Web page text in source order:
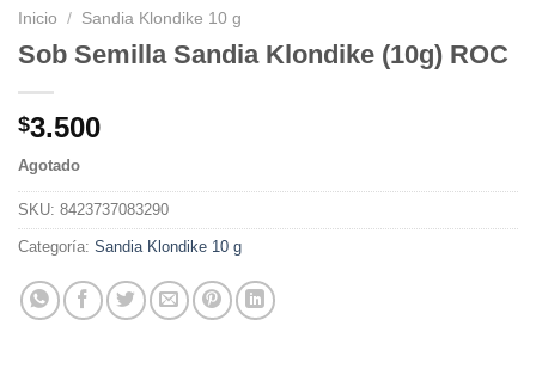
Inicio / Sandia Klondike 10 g
Sob Semilla Sandia Klondike (10g) ROC
$3.500
Agotado
SKU: 8423737083290
Categoría: Sandia Klondike 10 g